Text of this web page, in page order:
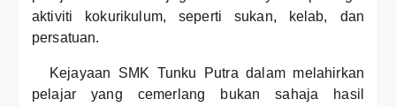
aktiviti kokurikulum, seperti sukan, kelab, dan
persatuan.
Kejayaan SMK Tunku Putra dalam melahirkan
pelajar yang cemerlang bukan sahaja hasil